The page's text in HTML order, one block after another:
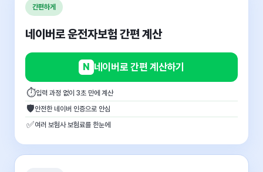
간편하게
네이버로 운전자보험 간편 계산
N 네이버로 간편 계산하기
⏱입력 과정 없이 3초 만에 계산
🛡안전한 네이버 인증으로 안심
✅여러 보험사 보험료를 한눈에